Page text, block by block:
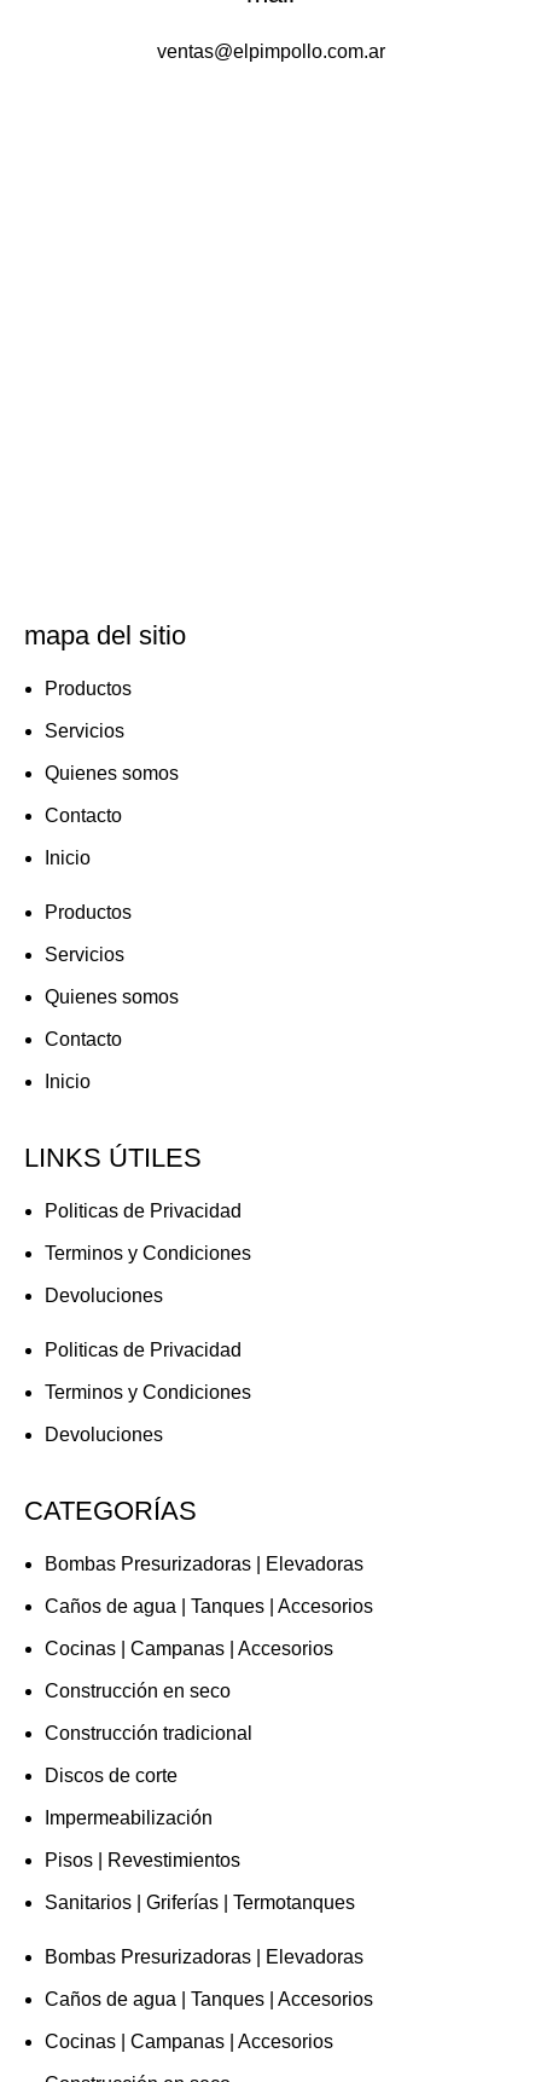
ventas@elpimpollo.com.ar
mapa del sitio
Productos
Servicios
Quienes somos
Contacto
Inicio
Productos
Servicios
Quienes somos
Contacto
Inicio
LINKS ÚTILES
Politicas de Privacidad
Terminos y Condiciones
Devoluciones
Politicas de Privacidad
Terminos y Condiciones
Devoluciones
CATEGORÍAS
Bombas Presurizadoras | Elevadoras
Caños de agua | Tanques | Accesorios
Cocinas | Campanas | Accesorios
Construcción en seco
Construcción tradicional
Discos de corte
Impermeabilización
Pisos | Revestimientos
Sanitarios | Griferías | Termotanques
Bombas Presurizadoras | Elevadoras
Caños de agua | Tanques | Accesorios
Cocinas | Campanas | Accesorios